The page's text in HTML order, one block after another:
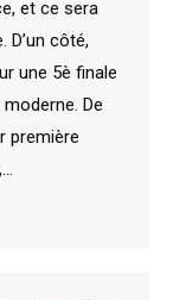
et ce sera
côté,
une 5è finale
De
première